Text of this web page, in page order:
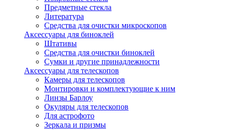
Предметные стекла
Литература
Средства для очистки микроскопов
Аксессуары для биноклей
Штативы
Средства для очистки биноклей
Сумки и другие принадлежности
Аксессуары для телескопов
Камеры для телескопов
Монтировки и комплектующие к ним
Линзы Барлоу
Окуляры для телескопов
Для астрофото
Зеркала и призмы